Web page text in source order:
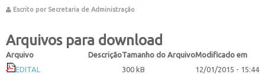
Escrito por Secretaria de Administração
Arquivos para download
Arquivo DescriçãoTamanho do ArquivoModificado em
EDITAL
300 kB
12/01/2015 - 15:44